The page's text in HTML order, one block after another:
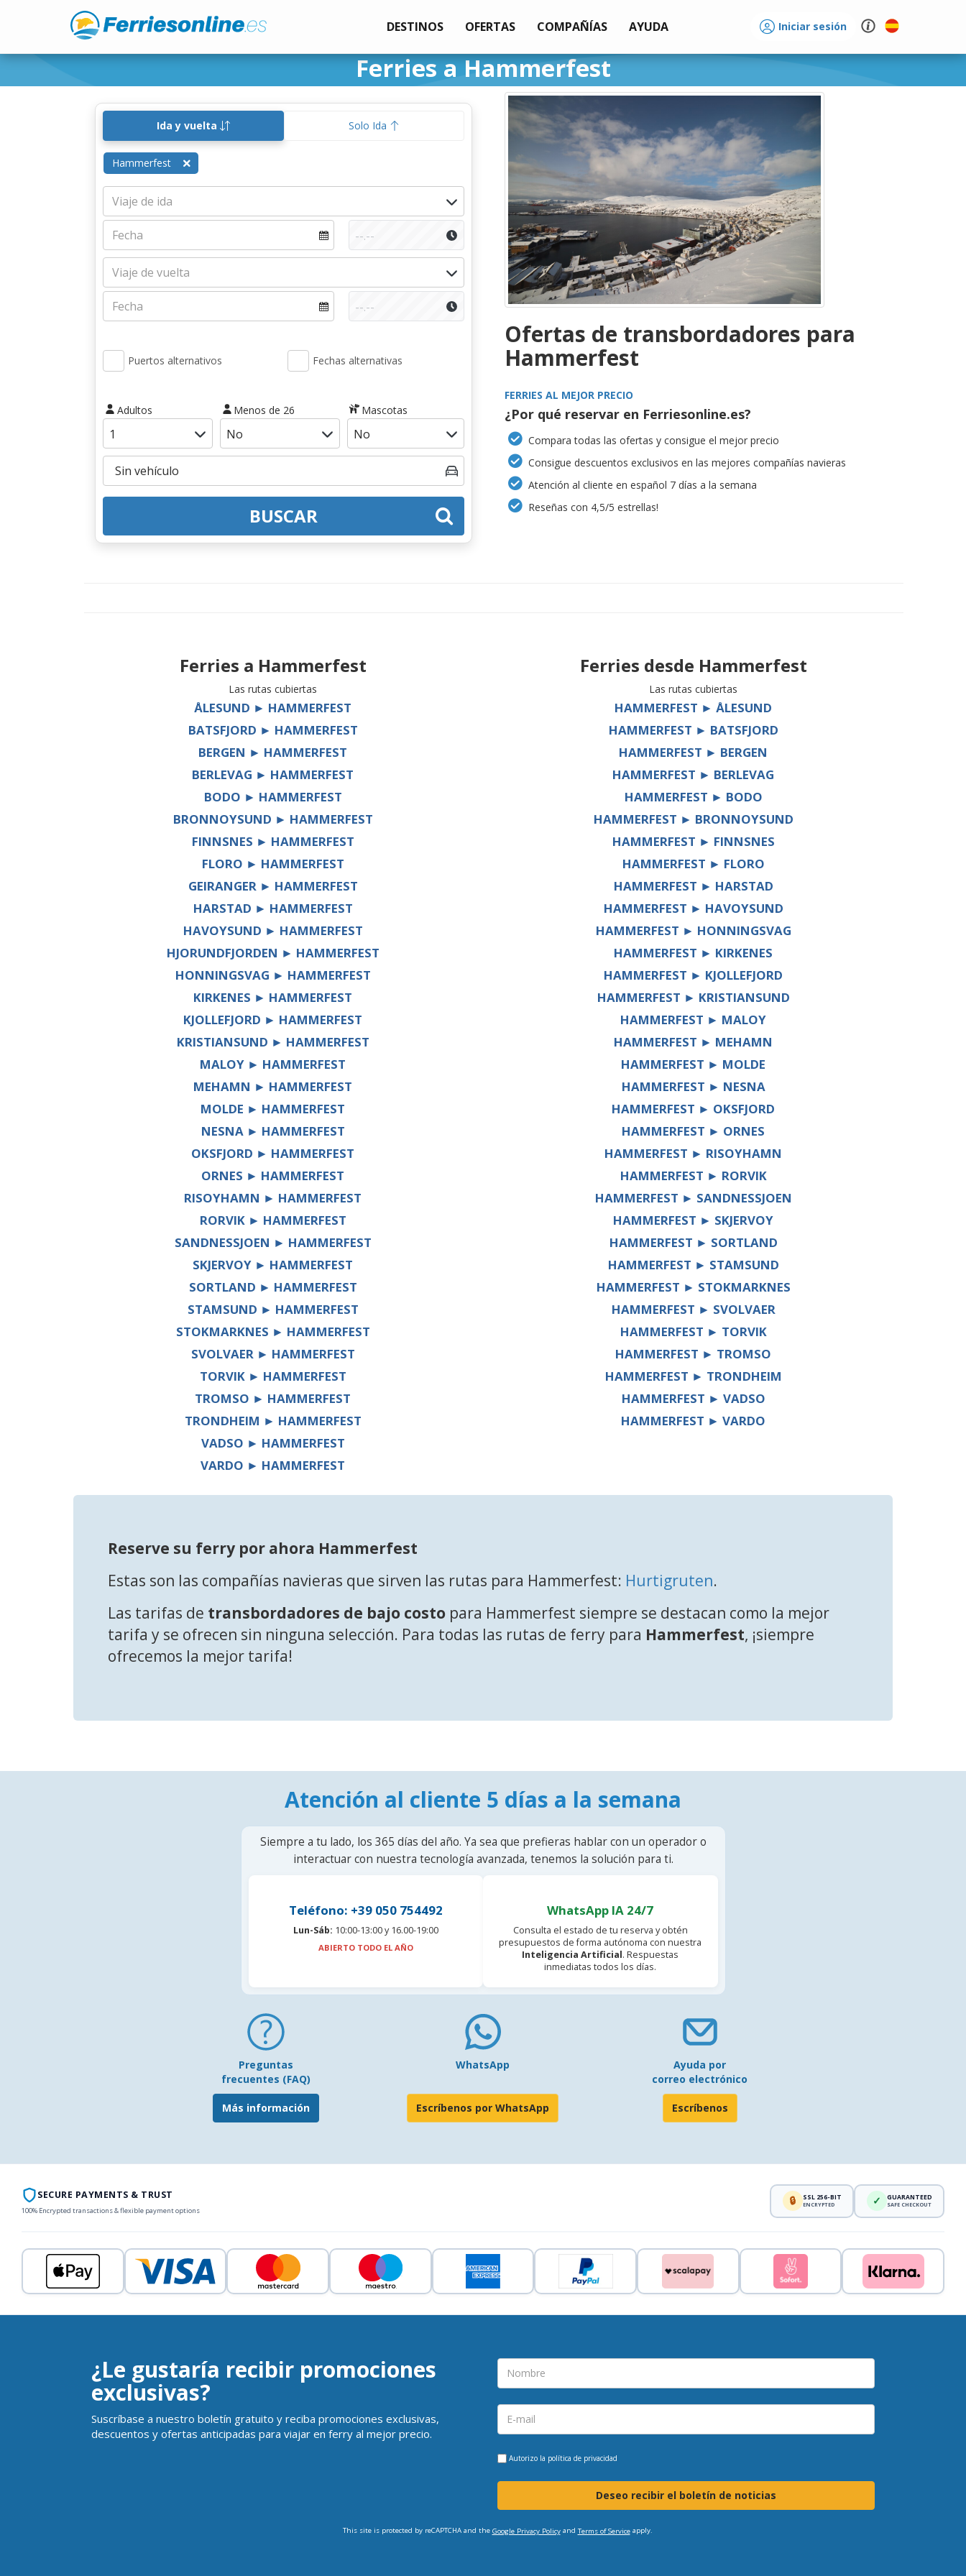
DESTINOS OFERTAS COMPAÑÍAS AYUDA Iniciar sesión
Ferries a Hammerfest
Ida y vuelta Solo Ida
Hammerfest
Puertos alternativos Fechas alternativas
Adultos Menos de 26 Mascotas
BUSCAR
Ofertas de transbordadores para
Hammerfest
FERRIES AL MEJOR PRECIO
¿Por qué reservar en Ferriesonline.es?
Compara todas las ofertas y consigue el mejor precio
Consigue descuentos exclusivos en las mejores compañías navieras
Atención al cliente en español 7 días a la semana
Reseñas con 4,5/5 estrellas!
Ferries a Hammerfest
Las rutas cubiertas
ÅLESUND ► HAMMERFEST
BATSFJORD ► HAMMERFEST
BERGEN ► HAMMERFEST
BERLEVAG ► HAMMERFEST
BODO ► HAMMERFEST
BRONNOYSUND ► HAMMERFEST
FINNSNES ► HAMMERFEST
FLORO ► HAMMERFEST
GEIRANGER ► HAMMERFEST
HARSTAD ► HAMMERFEST
HAVOYSUND ► HAMMERFEST
HJORUNDFJORDEN ► HAMMERFEST
HONNINGSVAG ► HAMMERFEST
KIRKENES ► HAMMERFEST
KJOLLEFJORD ► HAMMERFEST
KRISTIANSUND ► HAMMERFEST
MALOY ► HAMMERFEST
MEHAMN ► HAMMERFEST
MOLDE ► HAMMERFEST
NESNA ► HAMMERFEST
OKSFJORD ► HAMMERFEST
ORNES ► HAMMERFEST
RISOYHAMN ► HAMMERFEST
RORVIK ► HAMMERFEST
SANDNESSJOEN ► HAMMERFEST
SKJERVOY ► HAMMERFEST
SORTLAND ► HAMMERFEST
STAMSUND ► HAMMERFEST
STOKMARKNES ► HAMMERFEST
SVOLVAER ► HAMMERFEST
TORVIK ► HAMMERFEST
TROMSO ► HAMMERFEST
TRONDHEIM ► HAMMERFEST
VADSO ► HAMMERFEST
VARDO ► HAMMERFEST
Ferries desde Hammerfest
Las rutas cubiertas
HAMMERFEST ► ÅLESUND
HAMMERFEST ► BATSFJORD
HAMMERFEST ► BERGEN
HAMMERFEST ► BERLEVAG
HAMMERFEST ► BODO
HAMMERFEST ► BRONNOYSUND
HAMMERFEST ► FINNSNES
HAMMERFEST ► FLORO
HAMMERFEST ► HARSTAD
HAMMERFEST ► HAVOYSUND
HAMMERFEST ► HONNINGSVAG
HAMMERFEST ► KIRKENES
HAMMERFEST ► KJOLLEFJORD
HAMMERFEST ► KRISTIANSUND
HAMMERFEST ► MALOY
HAMMERFEST ► MEHAMN
HAMMERFEST ► MOLDE
HAMMERFEST ► NESNA
HAMMERFEST ► OKSFJORD
HAMMERFEST ► ORNES
HAMMERFEST ► RISOYHAMN
HAMMERFEST ► RORVIK
HAMMERFEST ► SANDNESSJOEN
HAMMERFEST ► SKJERVOY
HAMMERFEST ► SORTLAND
HAMMERFEST ► STAMSUND
HAMMERFEST ► STOKMARKNES
HAMMERFEST ► SVOLVAER
HAMMERFEST ► TORVIK
HAMMERFEST ► TROMSO
HAMMERFEST ► TRONDHEIM
HAMMERFEST ► VADSO
HAMMERFEST ► VARDO
Reserve su ferry por ahora Hammerfest
Estas son las compañías navieras que sirven las rutas para Hammerfest: Hurtigruten.
Las tarifas de transbordadores de bajo costo para Hammerfest siempre se destacan como la mejor
tarifa y se ofrecen sin ninguna selección. Para todas las rutas de ferry para Hammerfest, ¡siempre
ofrecemos la mejor tarifa!
Atención al cliente 5 días a la semana
Siempre a tu lado, los 365 días del año. Ya sea que prefieras hablar con un operador o
interactuar con nuestra tecnología avanzada, tenemos la solución para ti.
Teléfono: +39 050 754492
Lun-Sáb: 10:00-13:00 y 16.00-19:00
ABIERTO TODO EL AÑO
WhatsApp IA 24/7
Consulta el estado de tu reserva y obtén
presupuestos de forma autónoma con nuestra
Inteligencia Artificial. Respuestas
inmediatas todos los días.
Preguntas
frecuentes (FAQ)
Más información
WhatsApp
Escríbenos por WhatsApp
Ayuda por
correo electrónico
Escríbenos
SECURE PAYMENTS & TRUST
100% Encrypted transactions & flexible payment options
🔒 SSL 256-BIT
ENCRYPTED ✓ GUARANTEED
SAFE CHECKOUT
¿Le gustaría recibir promociones
exclusivas?
Suscríbase a nuestro boletín gratuito y reciba promociones exclusivas,
descuentos y ofertas anticipadas para viajar en ferry al mejor precio.
Autorizo la política de privacidad
Deseo recibir el boletín de noticias
This site is protected by reCAPTCHA and the Google Privacy Policyand Terms of Serviceapply.